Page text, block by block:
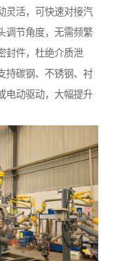
灵活，可快速对接汽
调节角度，无需频繁
封件，杜绝介质泄
持碳钢、不锈钢、衬
电动驱动，大幅提升